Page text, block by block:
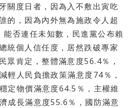
關度日者，因為入不敷出寅吃
的，因為內外無為施政令人超
能否連任未知數， 民進黨公布賴
統個人信任度， 居然跌破專家
眾肯定，整體滿意度56.4％ ，
輕人民負擔政策滿意度74％，
定物價滿意度64.5％， 主權維
成長滿意度55.6％， 國防滿意